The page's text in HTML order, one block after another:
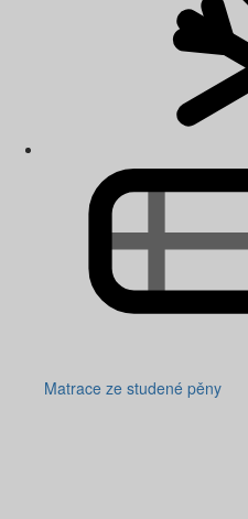
Matrace ze studené pěny